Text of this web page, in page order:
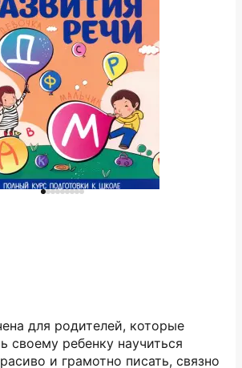
для родителей, которые
своему ребенку научиться
и грамотно писать, связно